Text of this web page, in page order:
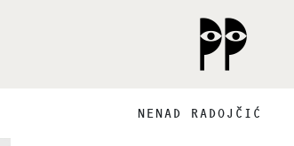
NENAD RADOJČIĆ